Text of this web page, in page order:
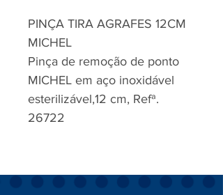
PINÇA TIRA AGRAFES 12CM
MICHEL
Pinça de remoção de ponto
MICHEL em aço inoxidável
esterilizável,12 cm, Refª.
26722